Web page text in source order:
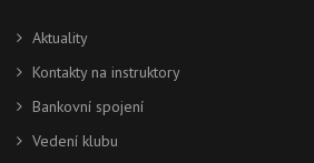
Aktuality
Kontakty na instruktory
Bankovní spojení
Vedení klubu